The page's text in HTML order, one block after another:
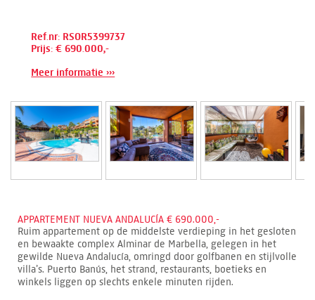
Ref.nr: RSOR5399737
Prijs: € 690.000,-
Meer informatie ›››
APPARTEMENT NUEVA ANDALUCÍA € 690.000,-
Ruim appartement op de middelste verdieping in het gesloten
en bewaakte complex Alminar de Marbella, gelegen in het
gewilde Nueva Andalucía, omringd door golfbanen en stijlvolle
villa’s. Puerto Banús, het strand, restaurants, boetieks en
winkels liggen op slechts enkele minuten rijden.